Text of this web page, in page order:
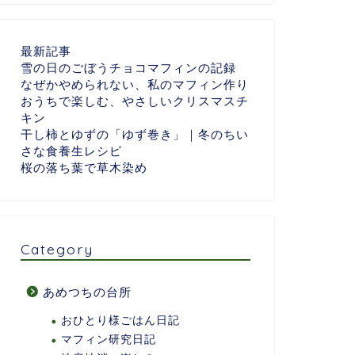
最新記事
雪の日のごぼうチョコマフィンの記録
なぜかやめられない、私のマフィン作り
おうちで楽しむ、やさしいクリスマスチ
キン
干し柿とゆずの「ゆず巻き」｜冬のちい
さな食養生レシピ
桜の落ち葉で草木染め
Category
あめつちの台所
おひとり様ごはん日記
マフィン研究日記